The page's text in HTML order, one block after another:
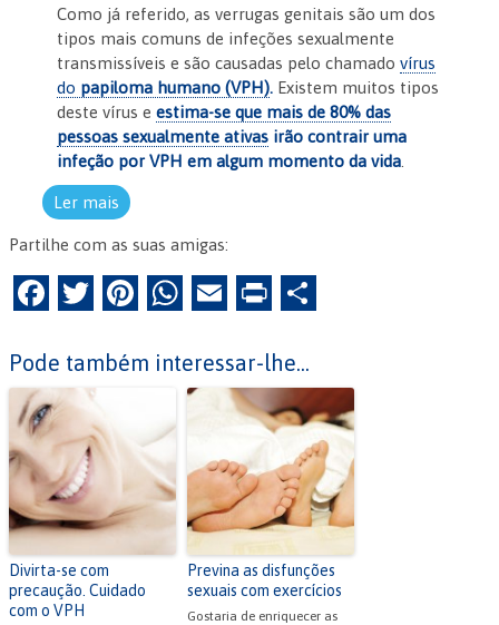
Como já referido, as verrugas genitais são um dos
tipos mais comuns de infeções sexualmente
transmissíveis e são causadas pelo chamadovírus
do papiloma humano (VPH). Existem muitos tipos
deste vírus eestima-se que mais de 80% das
pessoas sexualmente ativas irão contrair uma
infeção por VPH em algum momento da vida
Ler mais
Partilhe com as suas amigas:
F
c
e
b
o
o
k
T
itt
er
Pi
er
t
W
at
s
A
p
p
E
ai
l
Pr
tF
ri
e
n
dl
y
h
ar
Pode também interessar-lhe...
Divirta-se com
precaução. Cuidado
com o VPH
Previna as disfunções
sexuais com exercícios
Gostaria de enriquecer as